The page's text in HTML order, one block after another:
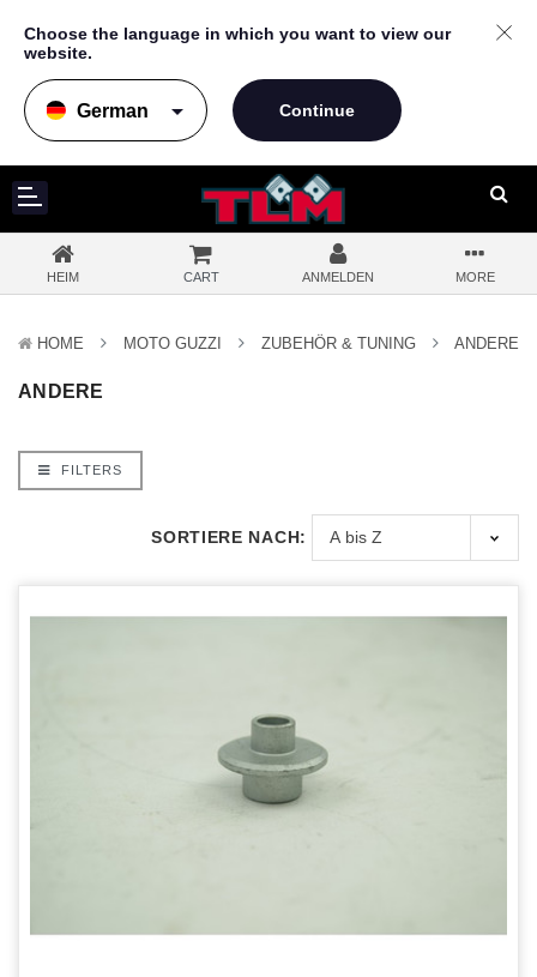
Choose the language in which you want to view our
website.
arrow_drop_down
HEIM CART ANMELDEN MORE
HOME MOTO GUZZI ZUBEHÖR & TUNING ANDERE
ANDERE
FILTERS
SORTIERE NACH: